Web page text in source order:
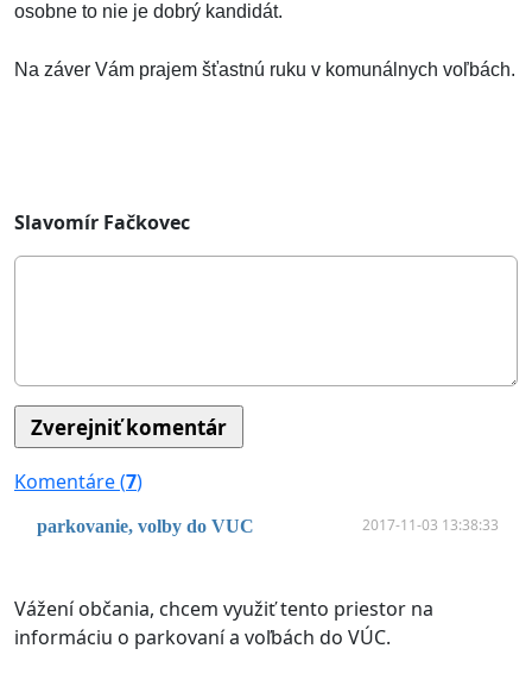
osobne to nie je dobrý kandidát.
Na záver Vám prajem šťastnú ruku v komunálnych voľbách.
Slavomír Fačkovec
Komentáre (7)
parkovanie, volby do VUC 2017-11-03 13:38:33
Vážení občania, chcem využiť tento priestor na
informáciu o parkovaní a voľbách do VÚC.